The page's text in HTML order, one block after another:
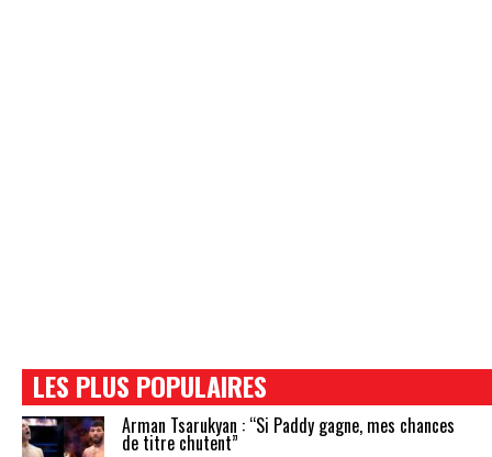
LES PLUS POPULAIRES
Arman Tsarukyan : “Si Paddy gagne, mes chances
de titre chutent”